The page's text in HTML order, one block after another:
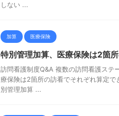
しない ...
加算 医療保険
特別管理加算、医療保険は2箇
訪問看護制度Q&A 複数の訪問看護ステ
療保険は2箇所の訪看でそれぞれ算定
別管理加算 ...